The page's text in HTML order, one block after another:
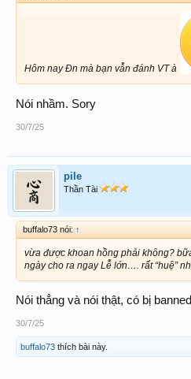
Hôm nay Đn mà bạn vẫn đánh VT à
Nói nhầm. Sory
30/7/25
pile
Thần Tài
buffalo73 nói: ↑
vừa được khoan hồng phải không?
ngày cho ra ngay Lễ lớn…. rất “huệ”
Nói thẳng và nói thật, có bị
30/7/25
buffalo73 thích bài này.